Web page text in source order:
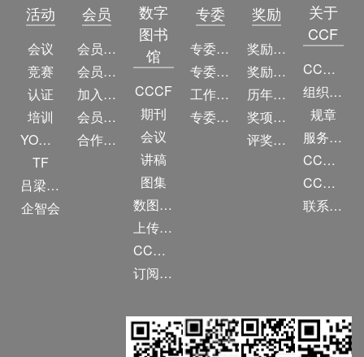
活动
会议
竞赛
认证
培训
YOCSEF
TF
吕梁振兴
企智会
会员
会员简介
会员权益
加入CCF
会员交费
合作伙伴
数字
图书
馆
CCCF
期刊
会议
讲稿
图集
数图编审委员会
上传/发布作品
CCF DL Focus
订阅《计算》
专委
专委简介
专委条例
工作问答
专委名单
奖励
奖励动态
奖励目录
历年获奖名单
奖项推荐
评奖条例
关于
CCF
CCF简介
组织机构
规章
服务项目
CCF大事记
CCF创建60周年
联系我们